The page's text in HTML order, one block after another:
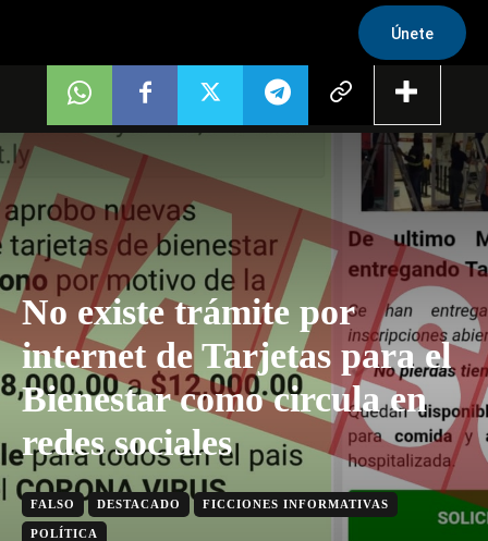
Únete
No existe trámite por
internet de Tarjetas para el
Bienestar como circula en
redes sociales
FALSO DESTACADO FICCIONES INFORMATIVAS
POLÍTICA